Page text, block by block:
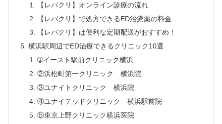
【レバクリ】オンライン診療の流れ
【レバクリ】で処方できるED治療薬の料金
【レバクリ】は便利な定期配送がおすすめ！
横浜駅周辺でED治療できるクリニック10選
➀イースト駅前クリニック横浜
②浜松町第一クリニック 横浜院
③ユナイトクリニック 横浜院
④ユナイテッドクリニック 横浜駅前院
⑤東京上野クリニック横浜医院